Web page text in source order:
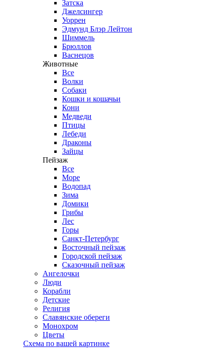
Затска
Джелсингер
Уоррен
Эдмунд Блэр Лейтон
Шиммель
Брюллов
Васнецов
Животные
Все
Волки
Собаки
Кошки и кошачьи
Кони
Медведи
Птицы
Лебеди
Драконы
Зайцы
Пейзаж
Все
Море
Водопад
Зима
Домики
Грибы
Лес
Горы
Санкт-Петербург
Восточный пейзаж
Городской пейзаж
Сказочный пейзаж
Ангелочки
Люди
Корабли
Детские
Религия
Славянские обереги
Монохром
Цветы
Схема по вашей картинке